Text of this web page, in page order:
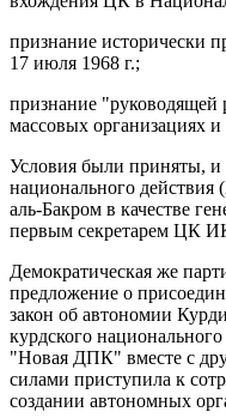
признание исторически
17 июля 1968 г.;
признание
массовых организациях
Условия были приняты, и
национального
аль-Бакром в качестве
первым секретарем ЦК
Демократическая же
предложение о
закон об автономии
курдского
"Новая ДПК" вместе с
силами приступила к
создании автономных